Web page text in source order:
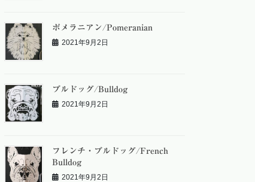
ポメラニアン/Pomeranian
2021年9月2日
ブルドッグ/Bulldog
2021年9月2日
フレンチ・ブルドッグ/French
Bulldog
2021年9月2日